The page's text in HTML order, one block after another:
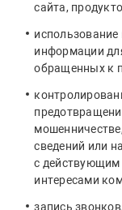
сайта,
информации
обращенных к
сведений или
с действующим
интересами
запись